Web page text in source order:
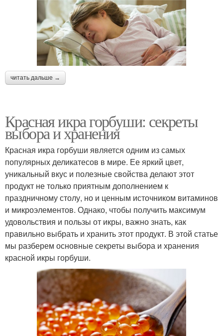
читать дальше →
Красная икра горбуши: секреты
выбора и хранения
Красная икра горбуши является одним из самых
популярных деликатесов в мире. Ее яркий цвет,
уникальный вкус и полезные свойства делают этот
продукт не только приятным дополнением к
праздничному столу, но и ценным источником витаминов
и микроэлементов. Однако, чтобы получить максимум
удовольствия и пользы от икры, важно знать, как
правильно выбрать и хранить этот продукт. В этой статье
мы разберем основные секреты выбора и хранения
красной икры горбуши.